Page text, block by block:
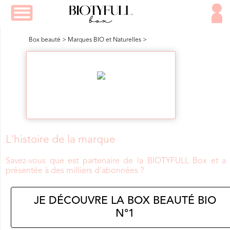
Box beauté > Marques BIO et Naturelles >
L'histoire de la marque
Savez-vous que est partenaire de la BIOTYFULL Box et a
présentée à des milliers d'abonnées ?
JE DÉCOUVRE LA BOX BEAUTÉ BIO
N°1